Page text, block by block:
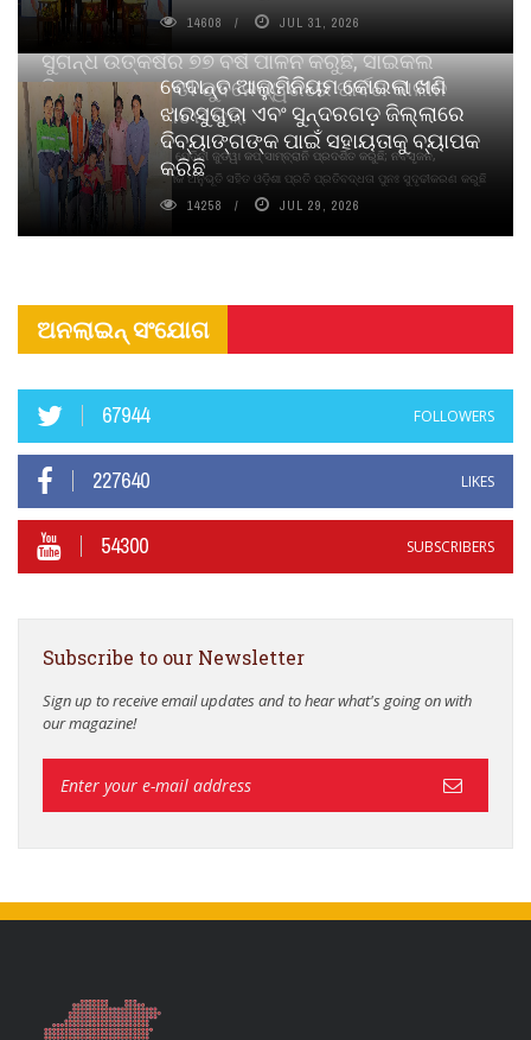
ସୁଗନ୍ଧ ଉତ୍କର୍ଷର ୭୭ ବର୍ଷ ପାଳନ କରୁଛି, ସାଇକଲ
ପିୟୋର୍‌ ଅଗରବତୀ ଭୁବନେଶ୍ୱରରେ ପାର୍ବଣ କାଳୀନ
ନବସୃଜନ ଉନ୍ମୋଚନ କଲା
ବାଉଁଶ ବିହୀନ କଠିନ ଧୂପ ଏବଂ ମେଦିନୀ ଜୁଡୱା କପ୍‌ ସାମ୍ବ୍ରାନି ପ୍ରଦର୍ଶିତ କରୁଛି; ନବସୃଜନ,
ଦୀର୍ଘସ୍ଥାୟିତା ଏବଂ ଆଧ୍ୟାତ୍ମିକ ଅନୁଭୂତି ସହିତ ଓଡ଼ିଶା ପ୍ରତି ପ୍ରତିବଦ୍ଧତା ପୁନଃ ସୁଦୃଢୀକରଣ କରୁଛି
14608 JUL 31, 2026
ବେଦାନ୍ତ ଆଲୁମିନିୟମ କୋଇଲା ଖଣି
ଝାରସୁଗୁଡା ଏବଂ ସୁନ୍ଦରଗଡ଼ ଜିଲ୍ଲାରେ
ଦିବ୍ୟାଙ୍ଗଙ୍କ ପାଇଁ ସହାୟତାକୁ ବ୍ୟାପକ
କରିଛି
14258 JUL 29, 2026
ଅନଲାଇନ୍ ସଂଯୋଗ
67944 FOLLOWERS
227640 LIKES
54300 SUBSCRIBERS
Subscribe to our Newsletter
Sign up to receive email updates and to hear what's going on with
our magazine!